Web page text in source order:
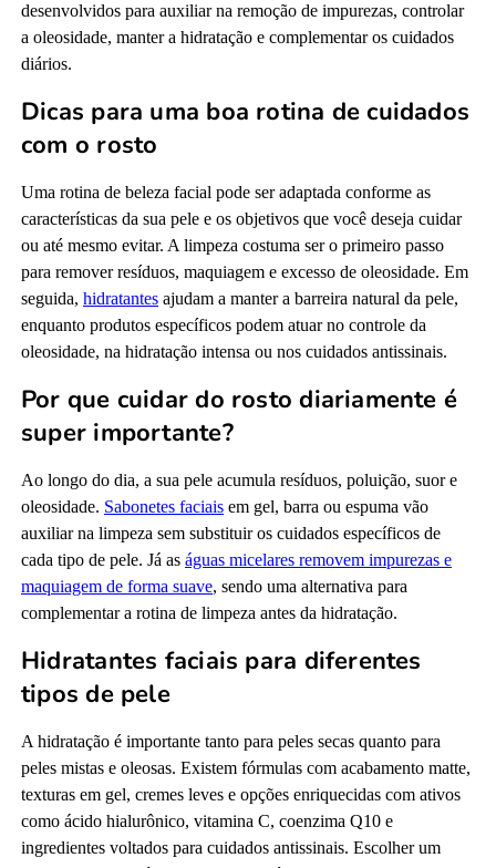
desenvolvidos para auxiliar na remoção de impurezas, controlar
a oleosidade, manter a hidratação e complementar os cuidados
diários.
Dicas para uma boa rotina de cuidados
com o rosto
Uma rotina de beleza facial pode ser adaptada conforme as
características da sua pele e os objetivos que você deseja cuidar
ou até mesmo evitar. A limpeza costuma ser o primeiro passo
para remover resíduos, maquiagem e excesso de oleosidade. Em
seguida, hidratantes ajudam a manter a barreira natural da pele,
enquanto produtos específicos podem atuar no controle da
oleosidade, na hidratação intensa ou nos cuidados antissinais.
Por que cuidar do rosto diariamente é
super importante?
Ao longo do dia, a sua pele acumula resíduos, poluição, suor e
oleosidade. Sabonetes faciais em gel, barra ou espuma vão
auxiliar na limpeza sem substituir os cuidados específicos de
cada tipo de pele. Já as águas micelares removem impurezas e
maquiagem de forma suave, sendo uma alternativa para
complementar a rotina de limpeza antes da hidratação.
Hidratantes faciais para diferentes
tipos de pele
A hidratação é importante tanto para peles secas quanto para
peles mistas e oleosas. Existem fórmulas com acabamento matte,
texturas em gel, cremes leves e opções enriquecidas com ativos
como ácido hialurônico, vitamina C, coenzima Q10 e
ingredientes voltados para cuidados antissinais. Escolher um